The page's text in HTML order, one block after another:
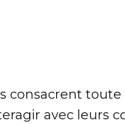
consacrent
avec leurs